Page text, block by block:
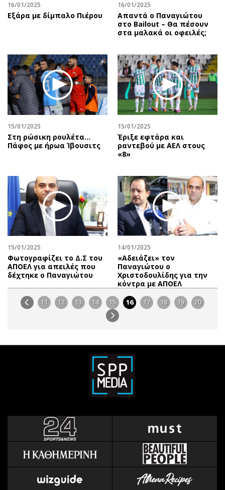
16/01/2025
Εξάρα με δίμπαλο Πιέρου
16/01/2025
Απαντά ο Παναγιώτου
στο Bailout – Θα πέσουν
στα μαλακά οι οφειλές;
15/01/2025
Στη ρώσικη ρουλέτα...
Πάφος με ήρωα Ίβουσιτς
15/01/2025
Έριξε εφτάρα και
ραντεβού με ΑΕΛ στους
«8»
15/01/2025
Φωτογραφίζει το Δ.Σ του
ΑΠΟΕΛ για απειλές που
δέχτηκε ο Παναγιώτου
14/01/2025
«Αδειάζει» τον
Παναγιώτου ο
Χριστοδουλίδης για την
κόντρα με ΑΠΟΕΛ
11 12 13 14 15 16 17 18 19 20